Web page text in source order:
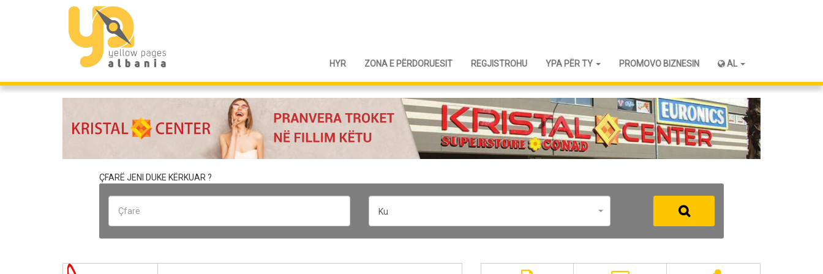
HYR ZONA E PËRDORUESIT REGJISTROHU YPA PËR TY PROMOVO BIZNESIN AL
ÇFARË JENI DUKE KËRKUAR ?
Ku